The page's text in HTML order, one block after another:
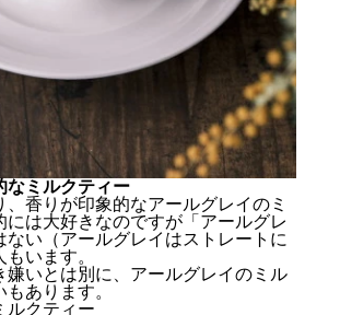
なミルクティー
香りが印象的なアールグレイのミ
には大好きなのですが「アールグレ
ない（アールグレイはストレートに
います。
嫌いとは別に、アールグレイのミル
あります。